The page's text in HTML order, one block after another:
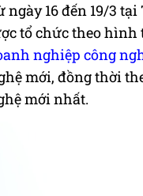
ngày 16 đến 19/3
tổ chức theo
nghiệp công
mới, đồng thời
mới nhất.